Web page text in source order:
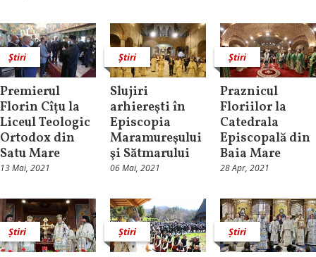
Știri
Premierul
Florin Cîțu la
Liceul Teologic
Ortodox din
Satu Mare
13 Mai, 2021
Știri
Slujiri
arhiereşti în
Episcopia
Maramureşului
şi Sătmarului
06 Mai, 2021
Știri
Praznicul
Floriilor la
Catedrala
Episcopală din
Baia Mare
28 Apr, 2021
Știri Știri Știri